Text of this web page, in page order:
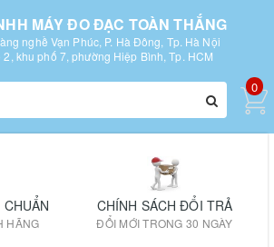
MÁY ĐO ĐẠC TOÀN THẮNG
nghề Vạn Phúc, P. Hà Đông, Tp. Hà Nội
khu phố 7, phường Hiệp Bình, Tp. HCM
0
HÃNG
CHÍNH SÁCH ĐỔI TRẢ
ĐỔI MỚI TRONG 30 NGÀY